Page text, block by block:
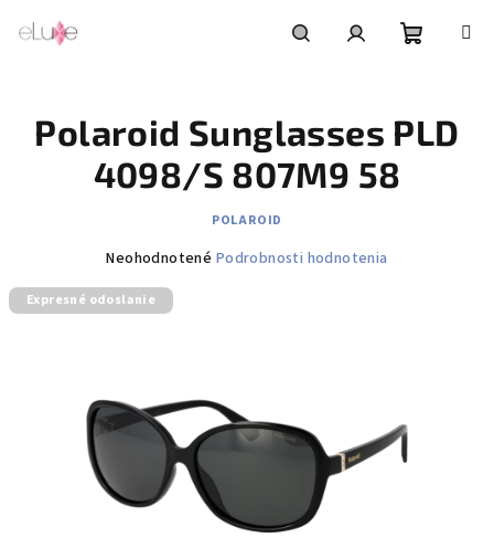
košík
Polaroid Sunglasses PLD
4098/S 807M9 58
POLAROID
Priemerné
produktu
hviezdičiek.
Neohodnotené Podrobnosti hodnotenia
Expresné odoslanie